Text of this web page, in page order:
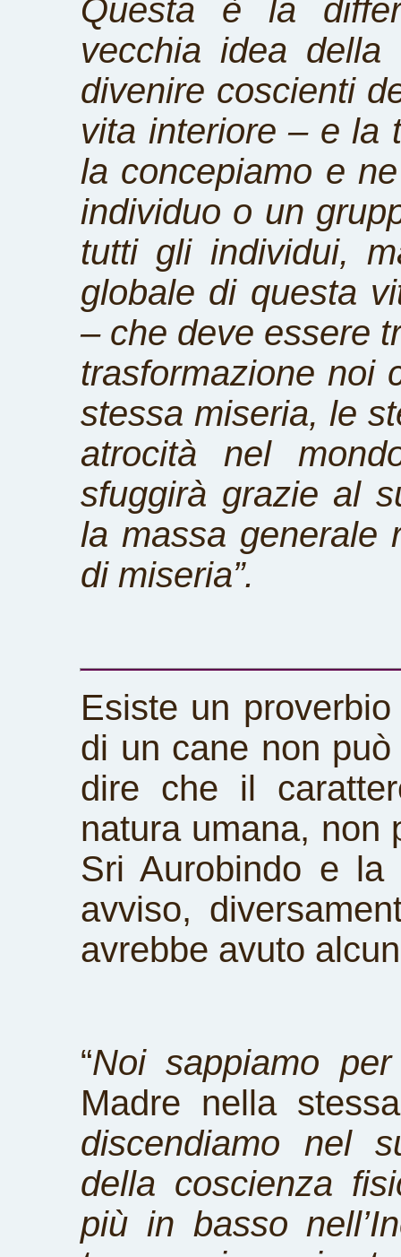
Questa è la
vecchia idea
divenire coscienti
vita interiore – e la
la concepiamo e
individuo o un
tutti gli individui,
globale di questa
– che deve essere
trasformazione noi
stessa miseria, le
atrocità nel
sfuggirà grazie al
la massa generale
di miseria”.
Esiste un
di un cane non
dire che il
natura umana, non
Sri Aurobindo e
avviso,
avrebbe avuto
“Noi sappiamo
Madre nella
discendiamo nel
della coscienza
più in basso